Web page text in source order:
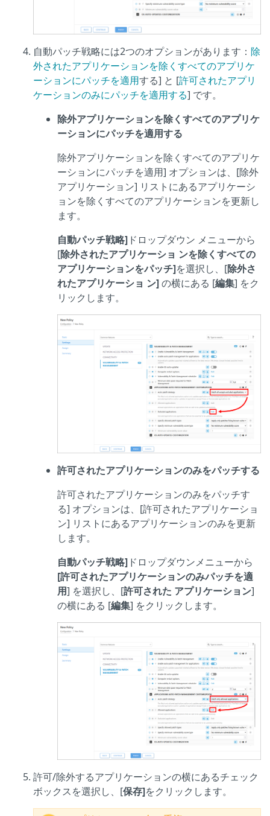
自動パッチ戦略には2つのオプションがあります： 除
外されたアプリケーションを除くすべてのアプリケ
ーションにパッチを適用する] と [許可されたアプリ
ケーションのみにパッチを適用する] です。
除外アプリケーションを除くすべてのアプリケ
ーションにパッチを適用する
除外アプリケーションを除くすべてのアプリケ
ーションにパッチを適用] オプションは、[除外
アプリケーション] リストにあるアプリケーシ
ョンを除くすべてのアプリケーションを更新し
ます。
自動パッチ戦略] ドロップダウン メニューから
[除外されたアプリケーショ ンを除くすべての
アプリケーションをパッチ]を選択し、[除外さ
れたアプリケーショ ン]の横にある [編集] をク
リックします。
許可されたアプリケーションのみをパッチする
許可されたアプリケーションのみをパッチす
る] オプションは、[許可されたアプリケーショ
ン] リストにあるアプリケーションのみを更新
します。
自動パッチ戦略] ドロップダウンメニューから
[許可されたアプリケーションのみパッチを適
用] を選択し、[許可された アプリケーション]
の横にある [編集] をクリックします。
許可/除外するアプリケーションの横にあるチェック
ボックスを選択し、[保存]をクリックします。